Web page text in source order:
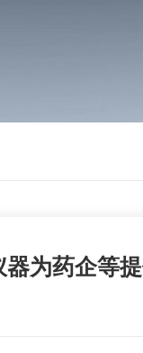
为药企等